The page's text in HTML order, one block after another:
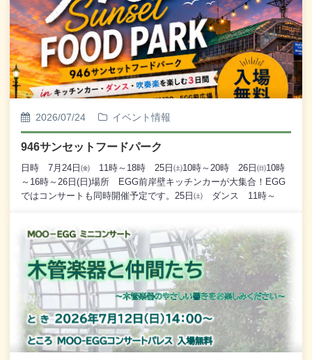
2026/07/24 イベント情報
946サンセットフードパーク
日時 7月24日㈮ 11時～18時 25日㈯10時～20時 26日㈰10時
～16時～26日(日)場所 EGG前岸壁キッチンカーが大集合！EGG
ではコンサートも同時開催予定です。25日㈯ ダンス 11時～